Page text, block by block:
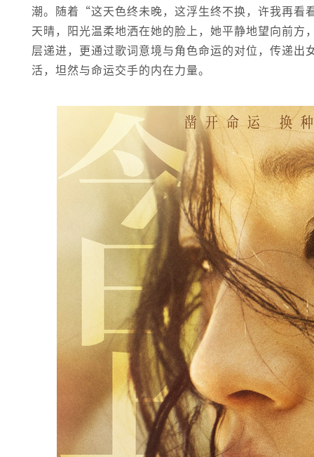
潮。随着“这天色终未晚，这浮生终不换，许我再
天晴，阳光温柔地洒在她的脸上，她平静地望向前
层递进，更通过歌词意境与角色命运的对位，传递
活，坦然与命运交手的内在力量。